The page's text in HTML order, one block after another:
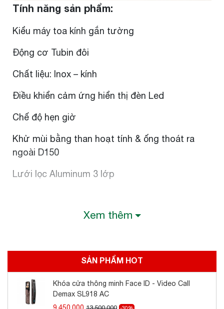
Tính năng sản phẩm:
Kiểu máy toa kính gắn tường
Động cơ Tubin đôi
Chất liệu: Inox – kính
Điều khiển cảm ứng hiển thị đèn Led
Chế độ hẹn giờ
Khử mùi bằng than hoạt tính & ống thoát ra
ngoài D150
Lưới lọc Aluminum 3 lớp
Thông số kỹ thuật:
Công suất hút: 1000m3/h
Độ ồn < 56Db
Đèn Halogen 2 x 20W
Xem thêm
SẢN PHẨM HOT
Khóa cửa thông minh Face ID - Video Call
Demax SL918 AC